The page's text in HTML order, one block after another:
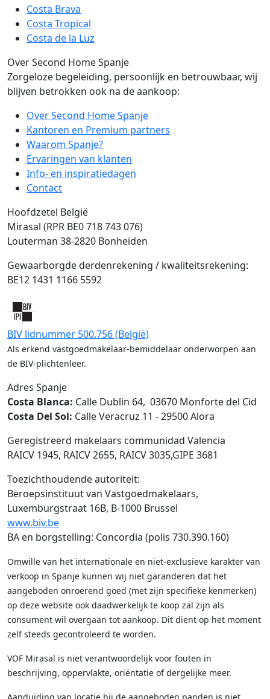
Costa Brava
Costa Tropical
Costa de la Luz
Over Second Home Spanje
Zorgeloze begeleiding, persoonlijk en betrouwbaar, wij
blijven betrokken ook na de aankoop:
Over Second Home Spanje
Kantoren en Premium partners
Waarom Spanje?
Ervaringen van klanten
Info‑ en inspiratiedagen
Contact
Hoofdzetel België
Mirasal (RPR BE0 718 743 076)
Louterman 38-2820 Bonheiden
Gewaarborgde derdenrekening / kwaliteitsrekening:
BE12 1431 1166 5592
BIV lidnummer 500.756 (België)
Als erkend vastgoedmakelaar‑bemiddelaar onderworpen aan
de BIV‑plichtenleer.
Adres Spanje
Costa Blanca: Calle Dublin 64, 03670 Monforte del Cid
Costa Del Sol: Calle Veracruz 11 - 29500 Alora
Geregistreerd makelaars communidad Valencia
RAICV 1945, RAICV 2655, RAICV 3035,GIPE 3681
Toezichthoudende autoriteit:
Beroepsinstituut van Vastgoedmakelaars,
Luxemburgstraat 16B, B-1000 Brussel
www.biv.be
BA en borgstelling: Concordia (polis 730.390.160)
Omwille van het internationale en niet-exclusieve karakter van
verkoop in Spanje kunnen wij niet garanderen dat het
aangeboden onroerend goed (met zijn specifieke kenmerken)
op deze website ook daadwerkelijk te koop zal zijn als
consument wil overgaan tot aankoop. Dit dient op het moment
zelf steeds gecontroleerd te worden.
VOF Mirasal is niet verantwoordelijk voor fouten in
beschrijving, oppervlakte, oriëntatie of dergelijke meer.